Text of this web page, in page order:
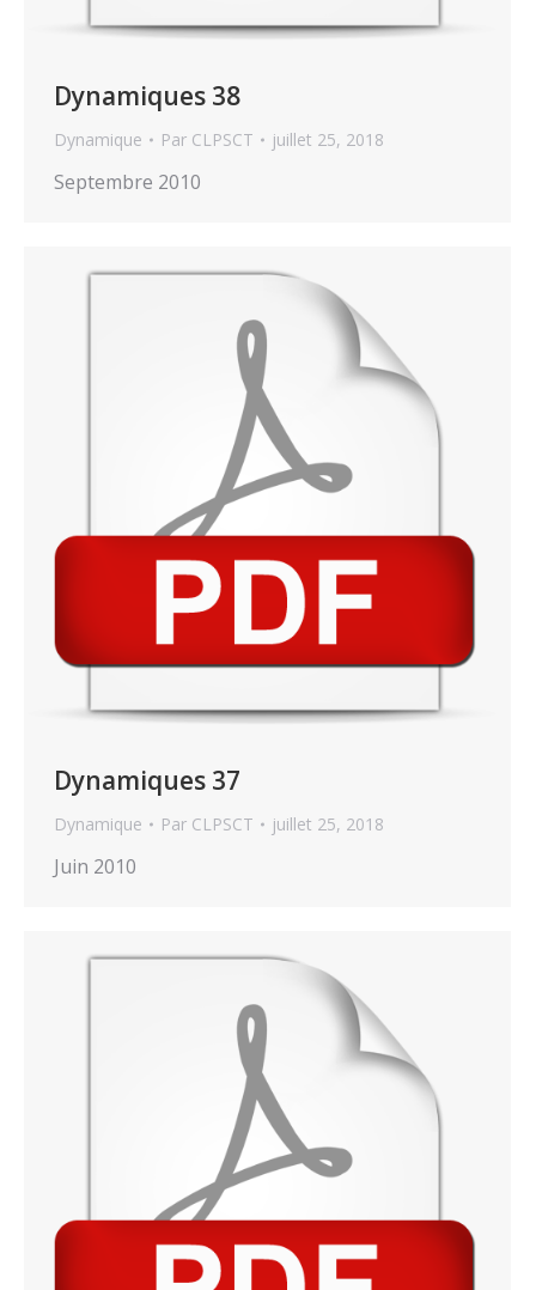
Dynamiques 38
Dynamique Par CLPSCT juillet 25, 2018
Septembre 2010
Dynamiques 37
Dynamique Par CLPSCT juillet 25, 2018
Juin 2010